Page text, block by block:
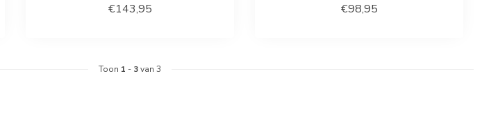
€143,95 €98,95
Toon 1 - 3van 3